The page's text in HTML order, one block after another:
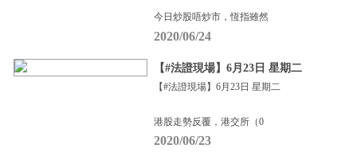
今日炒股唔炒市，恆指雖然
2020/06/24
【#法證現場】6月23日 星期二
【#法證現場】6月23日 星期二
港股走勢反覆，港交所（0
2020/06/23